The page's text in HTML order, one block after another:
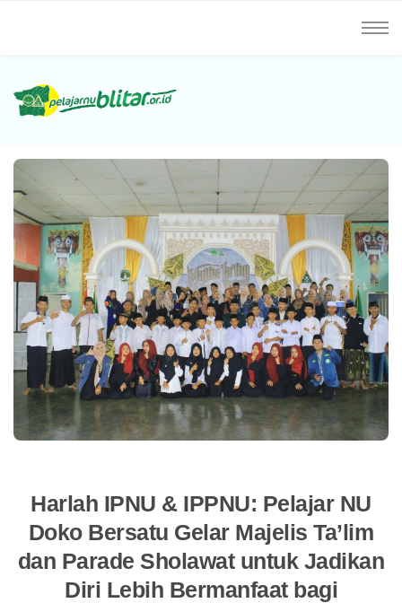
Harlah IPNU & IPPNU: Pelajar NU
Doko Bersatu Gelar Majelis Ta’lim
dan Parade Sholawat untuk Jadikan
Diri Lebih Bermanfaat bagi